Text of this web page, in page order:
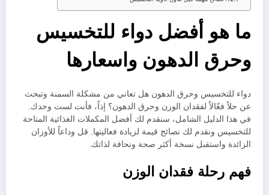
ما هو أفضل دواء للتخسيس
وحرق الدهون واسعارها
دواء للتخسيس وحرق الدهون هل تعاني من مشكلة السمنة وتبحث
عن حلاً فعّالاً لفقدان الوزن وحرق الدهون؟ إذاً، فأنت لست وحدك.
في هذا الدليل الشامل، سنقدم لك أفضل المكملات الغذائية المتاحة
للتخسيس ونقدم لك نصائح قيمة لزيادة فعاليتها. قل وداعاً للأوزان
الزائدة واستقبل نسخة أكثر صحة ونحافة لذاتك.
فهم رحلة فقدان الوزن